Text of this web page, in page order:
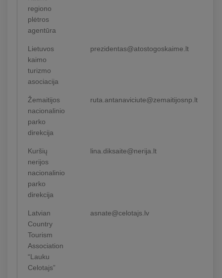
regiono
plėtros
agentūra
Lietuvos
kaimo
turizmo
asociacija
prezidentas@atostogoskaime.lt
Žemaitijos
nacionalinio
parko
direkcija
ruta.antanaviciute@zemaitijosnp.lt
Kuršių
nerijos
nacionalinio
parko
direkcija
lina.diksaite@nerija.lt
Latvian
Country
Tourism
Association
“Lauku
Celotajs”
asnate@celotajs.lv